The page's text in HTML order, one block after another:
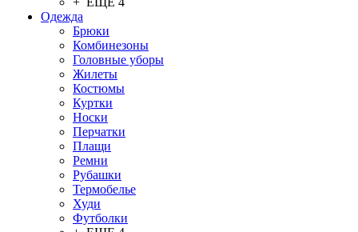
Одежда
Брюки
Комбинезоны
Головные уборы
Жилеты
Костюмы
Куртки
Носки
Перчатки
Плащи
Ремни
Рубашки
Термобелье
Худи
Футболки